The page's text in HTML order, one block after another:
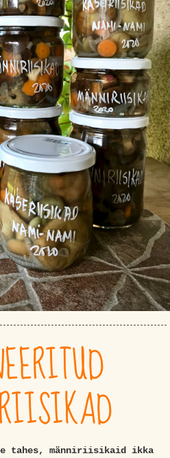
tahes, männiriisikaid ikka